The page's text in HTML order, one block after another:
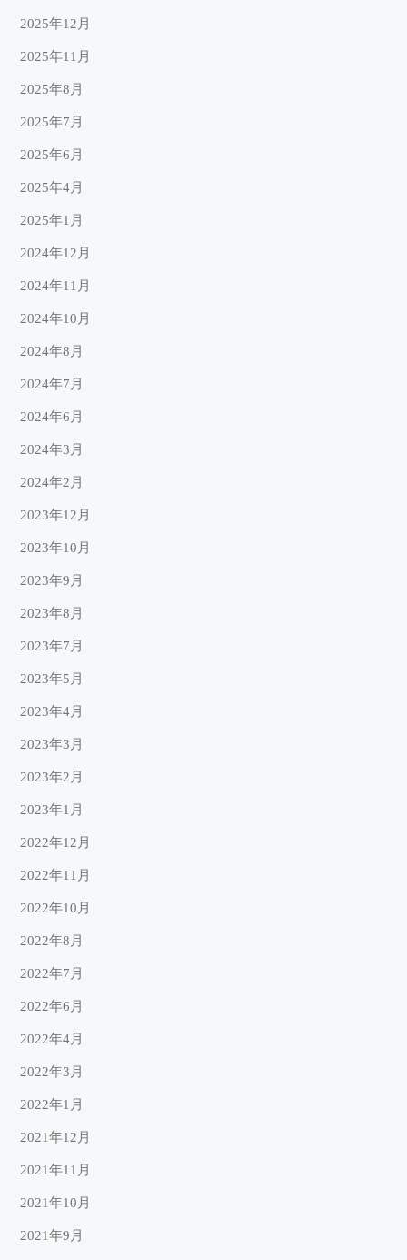
2025年12月
2025年11月
2025年8月
2025年7月
2025年6月
2025年4月
2025年1月
2024年12月
2024年11月
2024年10月
2024年8月
2024年7月
2024年6月
2024年3月
2024年2月
2023年12月
2023年10月
2023年9月
2023年8月
2023年7月
2023年5月
2023年4月
2023年3月
2023年2月
2023年1月
2022年12月
2022年11月
2022年10月
2022年8月
2022年7月
2022年6月
2022年4月
2022年3月
2022年1月
2021年12月
2021年11月
2021年10月
2021年9月